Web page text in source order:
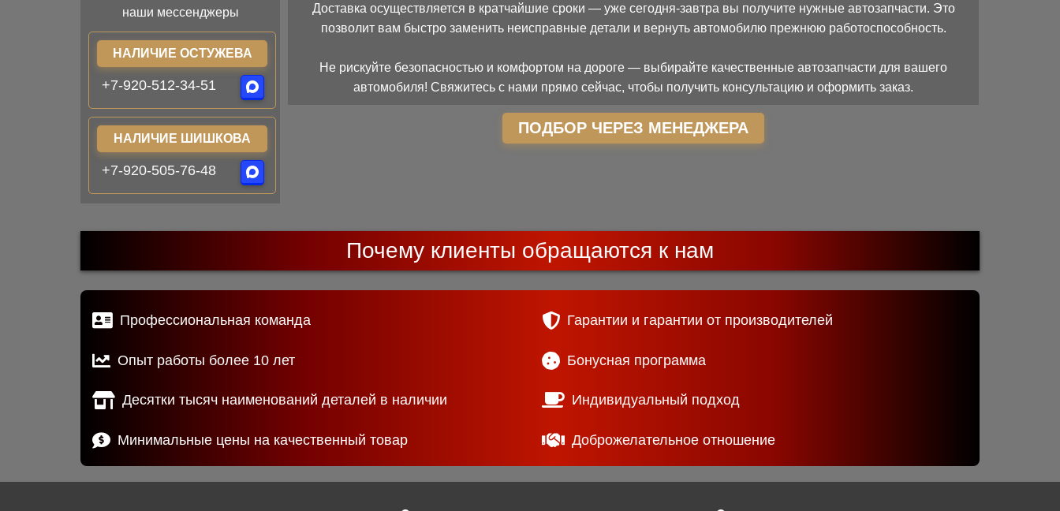
наши мессенджеры
НАЛИЧИЕ ОСТУЖЕВА
+7-920-512-34-51
НАЛИЧИЕ ШИШКОВА
+7-920-505-76-48
Доставка осуществляется в кратчайшие сроки — уже сегодня-завтра вы получите нужные автозапчасти. Это
позволит вам быстро заменить неисправные детали и вернуть автомобилю прежнюю работоспособность.
Не рискуйте безопасностью и комфортом на дороге — выбирайте качественные автозапчасти для вашего
автомобиля! Свяжитесь с нами прямо сейчас, чтобы получить консультацию и оформить заказ.
ПОДБОР ЧЕРЕЗ МЕНЕДЖЕРА
Почему клиенты обращаются к нам
Профессиональная команда
Опыт работы более 10 лет
Десятки тысяч наименований деталей в наличии
Минимальные цены на качественный товар
Гарантии и гарантии от производителей
Бонусная программа
Индивидуальный подход
Доброжелательное отношение